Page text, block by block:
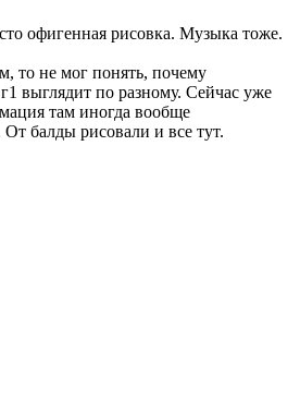
офигенная рисовка. Музыка тоже.
то не мог понять, почему
выглядит по разному. Сейчас уже
там иногда вообще
балды рисовали и все тут.